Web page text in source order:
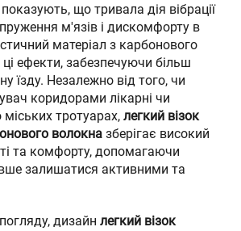
показують, що тривала дія вібрації
м'язів і дискомфорту в
матеріал з карбонового
ефекти, забезпечуючи більш
їзду. Незалежно від того, чи
коридорами лікарні чи
тротуарах, легкий візок
волокна зберігає високий
та комфорту, допомагаючи
залишатися активними та
дизайн легкий візок